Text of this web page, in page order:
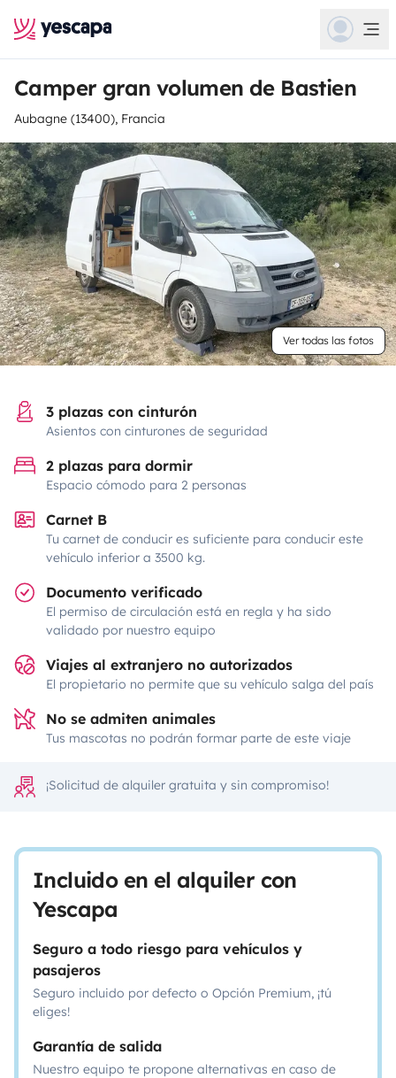
Camper gran volumen de Bastien
Aubagne (13400), Francia
Ver todas las fotos
3 plazas con cinturón
Asientos con cinturones de seguridad
2 plazas para dormir
Espacio cómodo para 2 personas
Carnet B
Tu carnet de conducir es suficiente para conducir este
vehículo inferior a 3500 kg.
Documento verificado
El permiso de circulación está en regla y ha sido
validado por nuestro equipo
Viajes al extranjero no autorizados
El propietario no permite que su vehículo salga del país
No se admiten animales
Tus mascotas no podrán formar parte de este viaje
¡Solicitud de alquiler gratuita y sin compromiso!
Incluido en el alquiler con
Yescapa
Seguro a todo riesgo para vehículos y
pasajeros
Seguro incluido por defecto o Opción Premium, ¡tú
eliges!
Garantía de salida
Nuestro equipo te propone alternativas en caso de